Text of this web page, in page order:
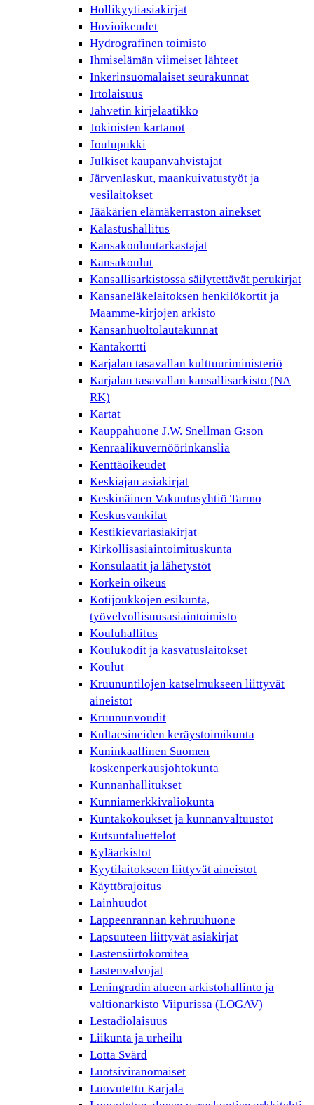
Hollikyytiasiakirjat
Hovioikeudet
Hydrografinen toimisto
Ihmiselämän viimeiset lähteet
Inkerinsuomalaiset seurakunnat
Irtolaisuus
Jahvetin kirjelaatikko
Jokioisten kartanot
Joulupukki
Julkiset kaupanvahvistajat
Järvenlaskut, maankuivatustyöt ja
vesilaitokset
Jääkärien elämäkerraston ainekset
Kalastushallitus
Kansakouluntarkastajat
Kansakoulut
Kansallisarkistossa säilytettävät perukirjat
Kansaneläkelaitoksen henkilökortit ja
Maamme-kirjojen arkisto
Kansanhuoltolautakunnat
Kantakortti
Karjalan tasavallan kulttuuriministeriö
Karjalan tasavallan kansallisarkisto (NA
RK)
Kartat
Kauppahuone J.W. Snellman G:son
Kenraalikuvernöörinkanslia
Kenttäoikeudet
Keskiajan asiakirjat
Keskinäinen Vakuutusyhtiö Tarmo
Keskusvankilat
Kestikievariasiakirjat
Kirkollisasiaintoimituskunta
Konsulaatit ja lähetystöt
Korkein oikeus
Kotijoukkojen esikunta,
työvelvollisuusasiaintoimisto
Kouluhallitus
Koulukodit ja kasvatuslaitokset
Koulut
Kruununtilojen katselmukseen liittyvät
aineistot
Kruununvoudit
Kultaesineiden keräystoimikunta
Kuninkaallinen Suomen
koskenperkausjohtokunta
Kunnanhallitukset
Kunniamerkkivaliokunta
Kuntakokoukset ja kunnanvaltuustot
Kutsuntaluettelot
Kyläarkistot
Kyytilaitokseen liittyvät aineistot
Käyttörajoitus
Lainhuudot
Lappeenrannan kehruuhuone
Lapsuuteen liittyvät asiakirjat
Lastensiirtokomitea
Lastenvalvojat
Leningradin alueen arkistohallinto ja
valtionarkisto Viipurissa (LOGAV)
Lestadiolaisuus
Liikunta ja urheilu
Lotta Svärd
Luotsiviranomaiset
Luovutettu Karjala